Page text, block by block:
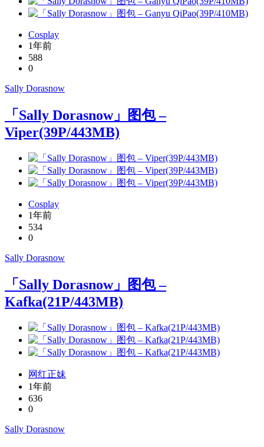
Cosplay
1年前
588
0
Sally Dorasnow
「Sally Dorasnow」图包 –
Viper(39P/443MB)
Cosplay
1年前
534
0
Sally Dorasnow
「Sally Dorasnow」图包 –
Kafka(21P/443MB)
网红正妹
1年前
636
0
Sally Dorasnow